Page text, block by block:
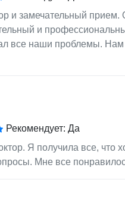
и замечательный прием.
и
все наши проблемы. Нам
Рекомендует: Да
Я получила все, что
Мне все